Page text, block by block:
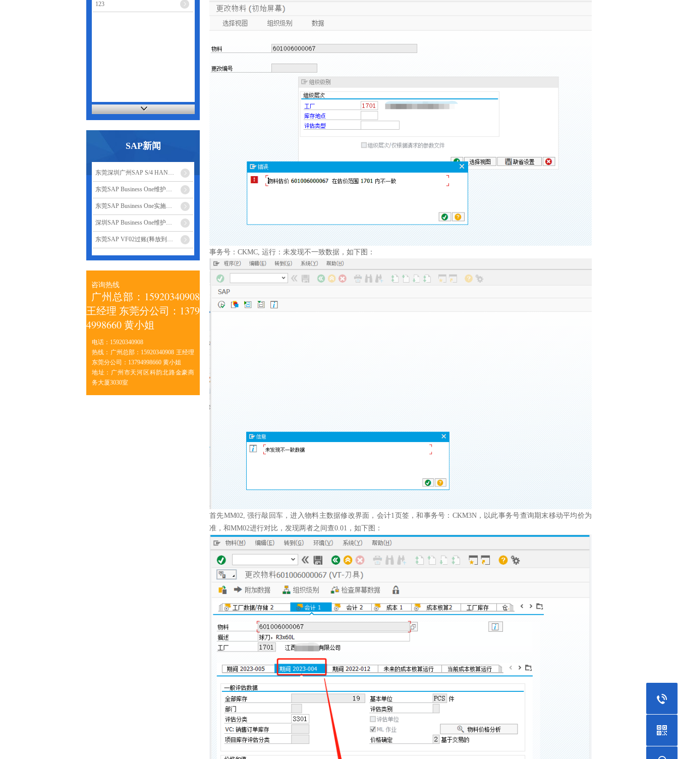
123
SAP新闻
东莞深圳广州SAP S/4 HAN…
东莞SAP Business One维护…
东莞SAP Business One实施…
深圳SAP Business One维护…
东莞SAP VF02过账(释放到…
咨询热线
广州总部：15920340908
王经理 东莞分公司：1379
4998660 黄小姐
电话：15920340908
热线：广州总部：15920340908 王经理
东莞分公司：13794998660 黄小姐
地址：广州市天河区科韵北路金豪商
务大厦3030室
事务号：CKMC, 运行：未发现不一致数据，如下图：
首先MM02, 强行敲回车，进入物料主数据修改界面，会计1页签，和事务号：CKM3N，以此事务号查询期末移动平均价为
准，和MM02进行对比，发现两者之间查0.01，如下图：